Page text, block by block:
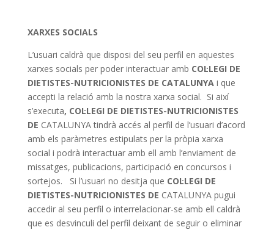
XARXES SOCIALS
L’usuari caldrà que disposi del seu perfil en aquestes
xarxes socials per poder interactuar amb COL·LEGI DE
DIETISTES-NUTRICIONISTES DE CATALUNYAi que
accepti la relació amb la nostra xarxa social. Si així
s’executa, COL·LEGI DE DIETISTES-NUTRICIONISTES
DE CATALUNYA tindrà accés al perfil de l’usuari d’acord
amb els paràmetres estipulats per la pròpia xarxa
social i podrà interactuar amb ell amb l’enviament de
missatges, publicacions, participació en concursos i
sortejos. Si l’usuari no desitja que COL·LEGI DE
DIETISTES-NUTRICIONISTES DE CATALUNYA pugui
accedir al seu perfil o interrelacionar-se amb ell caldrà
que es desvinculi del perfil deixant de seguir o eliminar